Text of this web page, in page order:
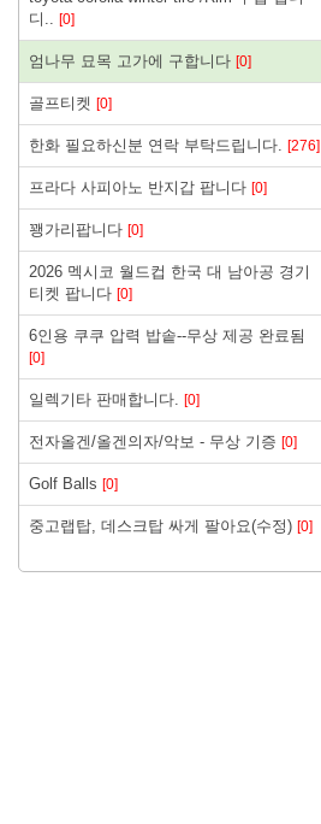
디.. [0]
엄나무 묘목 고가에 구합니다 [0]
골프티켓 [0]
한화 필요하신분 연락 부탁드립니다. [276]
프라다 사피아노 반지갑 팝니다 [0]
꽹가리팝니다 [0]
2026 멕시코 월드컵 한국 대 남아공 경기
티켓 팝니다 [0]
6인용 쿠쿠 압력 밥솥--무상 제공 완료됨
[0]
일렉기타 판매합니다. [0]
전자올겐/올겐의자/악보 - 무상 기증 [0]
Golf Balls [0]
중고랩탑, 데스크탑 싸게 팔아요(수정) [0]